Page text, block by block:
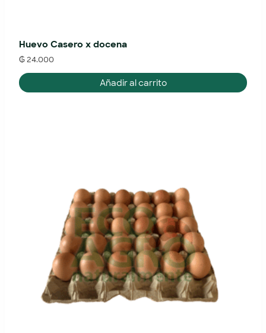
Huevo Casero x docena
₲24.000
Añadir al carrito